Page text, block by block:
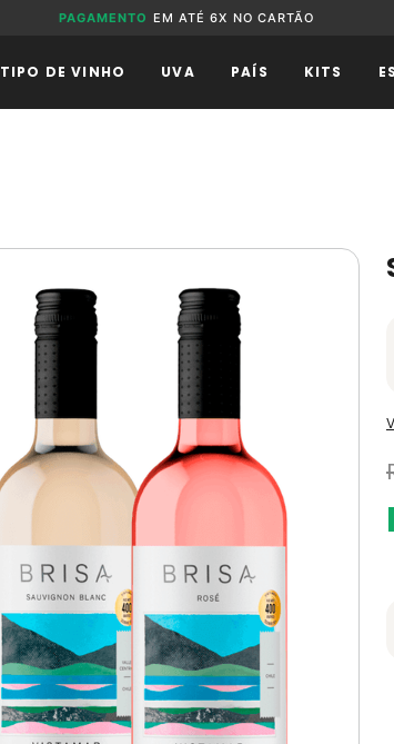
PAGAMENTO EM ATÉ 6X NO CARTÃO
TIPO DE VINHO UVA PAÍS KITS